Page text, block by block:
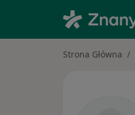
Strona Główna